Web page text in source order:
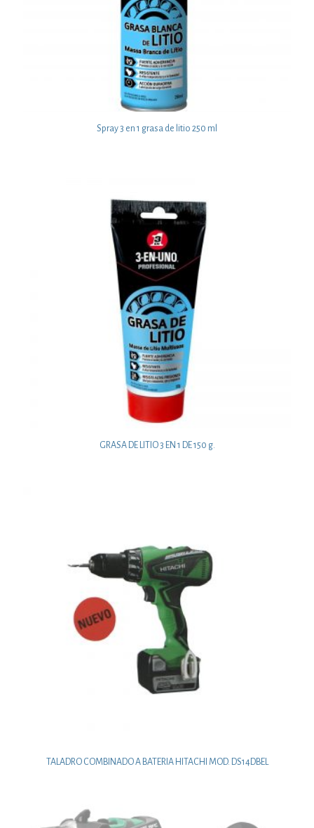
Spray 3 en 1 grasa de litio 250 ml
GRASA DE LITIO 3 EN 1 DE 150 g.
TALADRO COMBINADO A BATERIA HITACHI MOD. DS14DBEL